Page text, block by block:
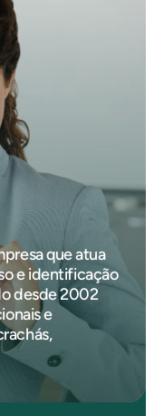
que atua
e identificação
desde 2002
e